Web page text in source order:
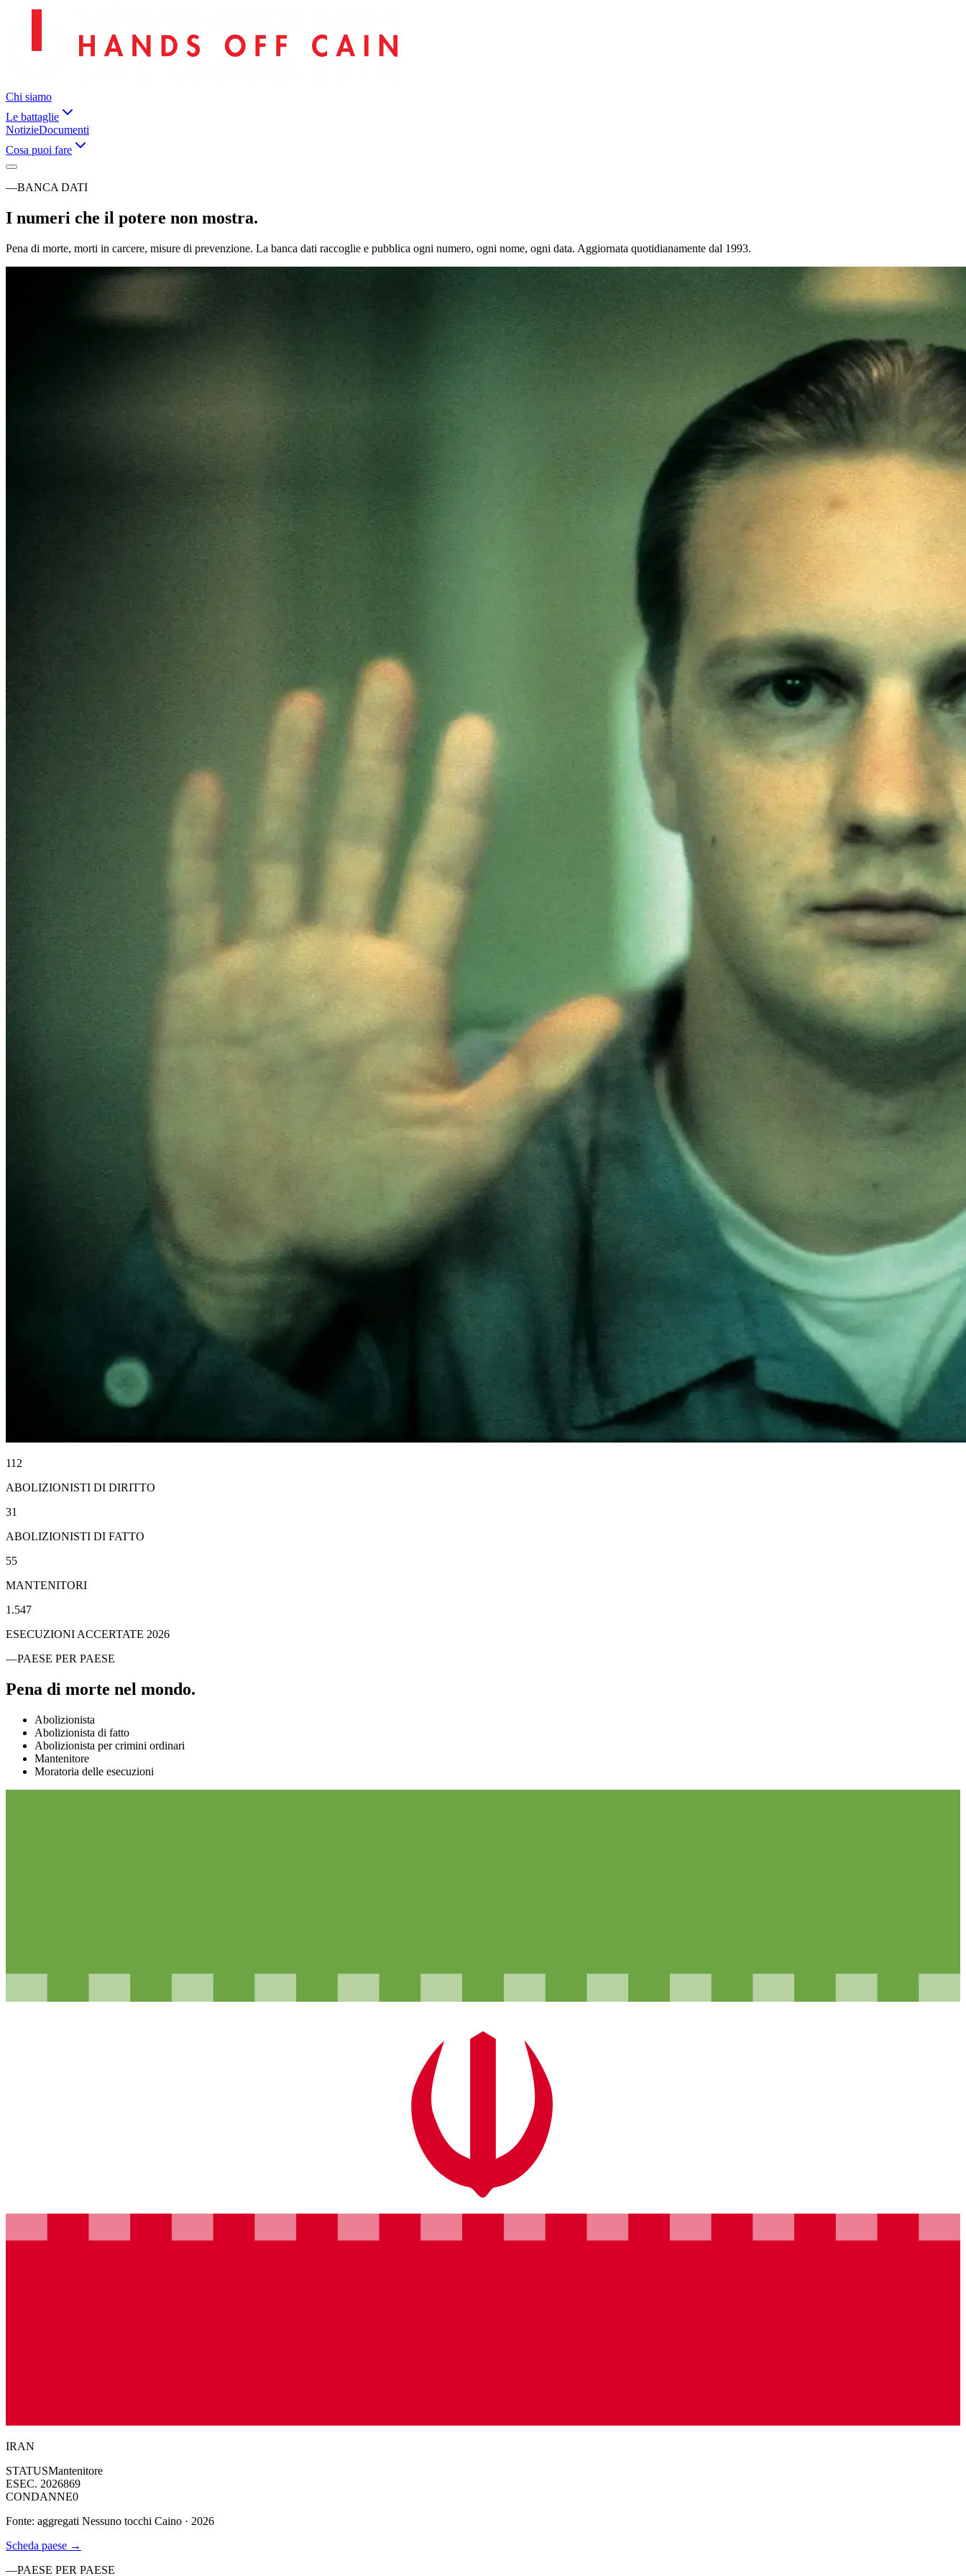
Chi siamo
Le battaglie
NotizieDocumenti
Cosa puoi fare
—BANCA DATI
I numeri che il potere non mostra.
Pena di morte, morti in carcere, misure di prevenzione. La banca dati raccoglie e pubblica ogni numero, ogni nome, ogni data. Aggiornata quotidianamente dal 1993.
112
ABOLIZIONISTI DI DIRITTO
31
ABOLIZIONISTI DI FATTO
55
MANTENITORI
1.547
ESECUZIONI ACCERTATE 2026
—PAESE PER PAESE
Pena di morte nel mondo.
Abolizionista
Abolizionista di fatto
Abolizionista per crimini ordinari
Mantenitore
Moratoria delle esecuzioni
IRAN
STATUSMantenitore
ESEC. 2026869
CONDANNE0
Fonte: aggregati Nessuno tocchi Caino · 2026
Scheda paese →
—PAESE PER PAESE